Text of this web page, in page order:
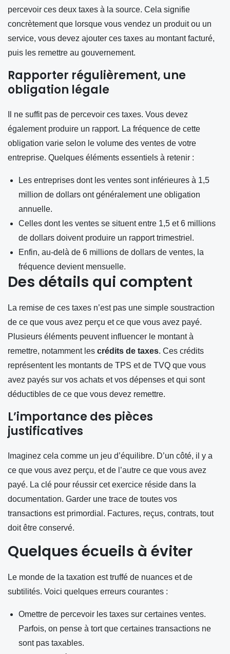
percevoir ces deux taxes à la source. Cela signifie
concrètement que lorsque vous vendez un produit ou un
service, vous devez ajouter ces taxes au montant facturé,
puis les remettre au gouvernement.
Rapporter régulièrement, une
obligation légale
Il ne suffit pas de percevoir ces taxes. Vous devez
également produire un rapport. La fréquence de cette
obligation varie selon le volume des ventes de votre
entreprise. Quelques éléments essentiels à retenir :
Les entreprises dont les ventes sont inférieures à 1,5
million de dollars ont généralement une obligation
annuelle.
Celles dont les ventes se situent entre 1,5 et 6 millions
de dollars doivent produire un rapport trimestriel.
Enfin, au-delà de 6 millions de dollars de ventes, la
fréquence devient mensuelle.
Des détails qui comptent
La remise de ces taxes n’est pas une simple soustraction
de ce que vous avez perçu et ce que vous avez payé.
Plusieurs éléments peuvent influencer le montant à
remettre, notamment les crédits de taxes. Ces crédits
représentent les montants de TPS et de TVQ que vous
avez payés sur vos achats et vos dépenses et qui sont
déductibles de ce que vous devez remettre.
L’importance des pièces
justificatives
Imaginez cela comme un jeu d’équilibre. D’un côté, il y a
ce que vous avez perçu, et de l’autre ce que vous avez
payé. La clé pour réussir cet exercice réside dans la
documentation. Garder une trace de toutes vos
transactions est primordial. Factures, reçus, contrats, tout
doit être conservé.
Quelques écueils à éviter
Le monde de la taxation est truffé de nuances et de
subtilités. Voici quelques erreurs courantes :
Omettre de percevoir les taxes sur certaines ventes.
Parfois, on pense à tort que certaines transactions ne
sont pas taxables.